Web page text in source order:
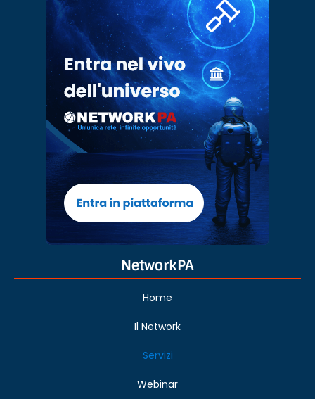
NetworkPA
Home
Il Network
Servizi
Webinar